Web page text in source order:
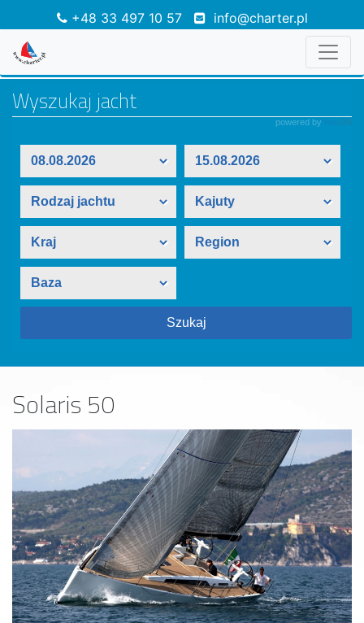
+48 33 497 10 57 info@charter.pl
Solaris 50